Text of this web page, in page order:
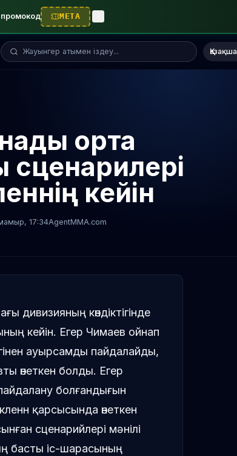
промокод META
Жауынгерді іздеу... Қазақша
орта
сценарилері
кейін
, 17:34AgentMMA.com
дивизияның көндіктігінде
кейін. Егер Чимаев ойнап
ауырсамды пайдалайды,
өнеткен болды. Егер
болғандығын
қарсысында өнеткен
сценарийлері мәнілі
басты іс-шарасының